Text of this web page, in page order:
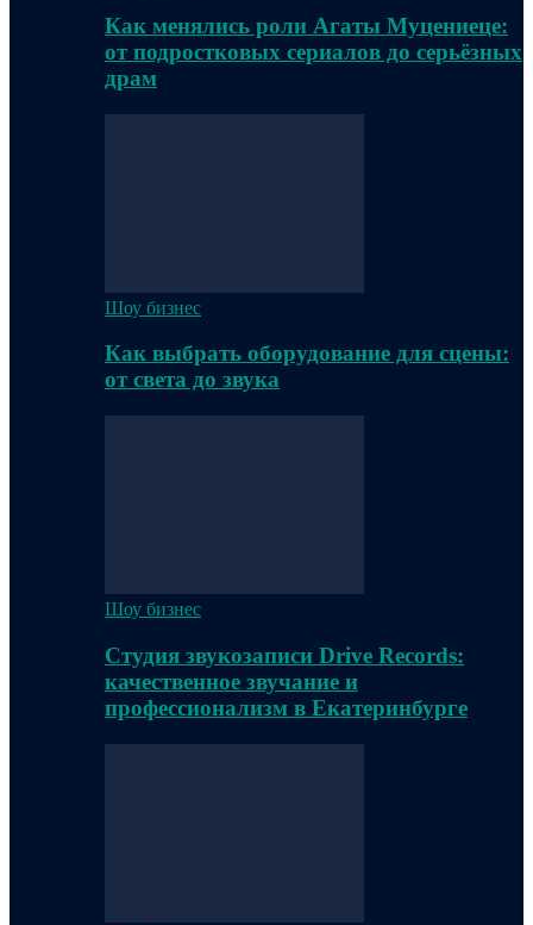
Как менялись роли Агаты Муцениеце:
от подростковых сериалов до серьёзных
драм
Шоу бизнес
Как выбрать оборудование для сцены:
от света до звука
Шоу бизнес
Студия звукозаписи Drive Records:
качественное звучание и
профессионализм в Екатеринбурге